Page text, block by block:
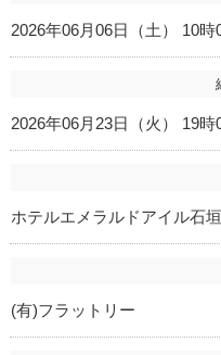
2026年06月06日（土） 10時
2026年06月23日（火） 19時
ホテルエメラルドアイル石
(有)フラットリー